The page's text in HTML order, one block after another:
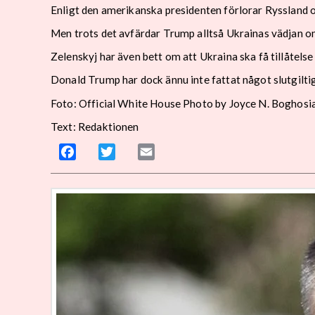
Enligt den amerikanska presidenten förlorar
Men trots det avfärdar Trump alltså Ukrainas vädjan
Zelenskyj har även bett om att Ukraina ska få
Donald Trump har dock ännu inte fattat något
Foto: Official White House Photo by Joyce N.
Text: Redaktionen
Facebook Twitter